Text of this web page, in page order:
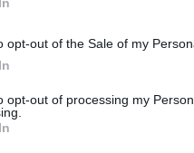
opt-out of the Sale of my
opt-out of processing my
: environ 45 € TTC
en ligne, sans
vérifiée sur La Poste
🙃